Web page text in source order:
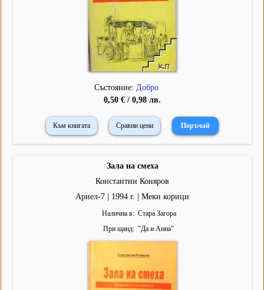
Състояние: Добро
0,50 € / 0,98 лв.
Към книгата Сравни цени
Зала на смеха
Константин Коняров
Ариел-7 | 1994 г. | Меки корици
Налична в
Стара Загора
При щанд
"Да и Анна"